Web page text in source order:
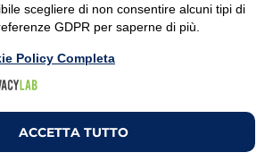
Privacy policy
Cookie policy
Copyright ©2026. All Rights Reserved
scegliere di non consentire alcuni tipi di
GDPR per saperne di più.
Policy Completa
ACCETTA TUTTO